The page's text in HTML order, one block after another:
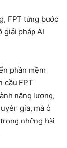
FPT từng bước
giải pháp AI
phần mềm
cầu FPT
năng lượng,
gia, mà ở
những bài